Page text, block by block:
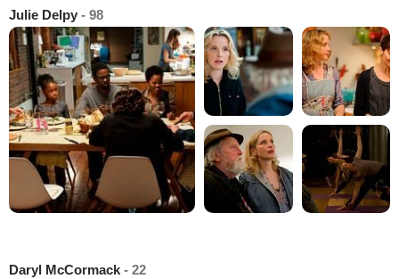
Julie Delpy - 98
Daryl McCormack - 22